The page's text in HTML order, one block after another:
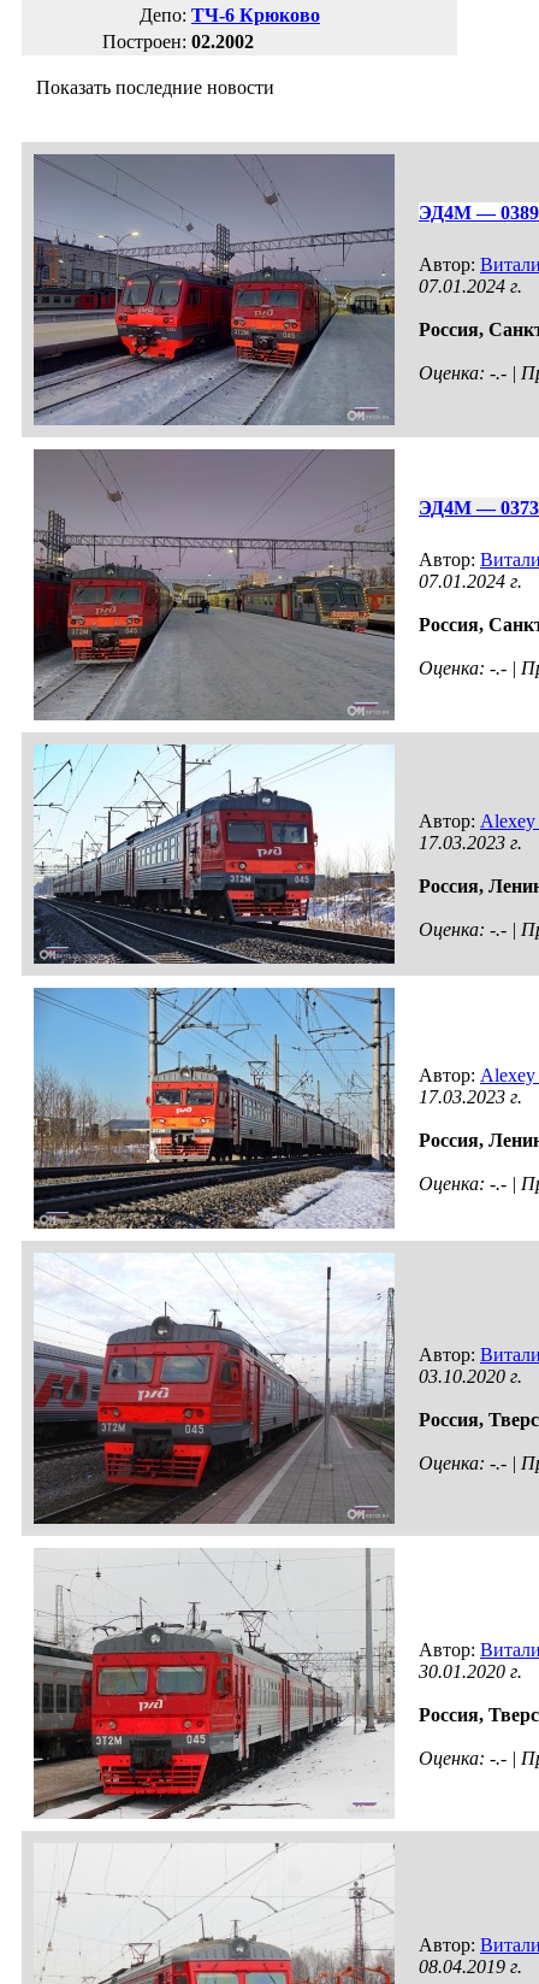
Депо: ТЧ-6 Крюково
Построен: 02.2002
Показать последние новости
ЭД4М — 0389
Автор:
07.01.2024 г.
Россия,
Оценка: -.- |
ЭД4М — 0373
Автор:
07.01.2024 г.
Россия,
Оценка: -.- |
Автор: Alexey
17.03.2023 г.
Россия,
Оценка: -.- |
Автор: Alexey
17.03.2023 г.
Россия,
Оценка: -.- |
Автор:
03.10.2020 г.
Россия,
Оценка: -.- |
Автор:
30.01.2020 г.
Россия,
Оценка: -.- |
Автор:
08.04.2019 г.